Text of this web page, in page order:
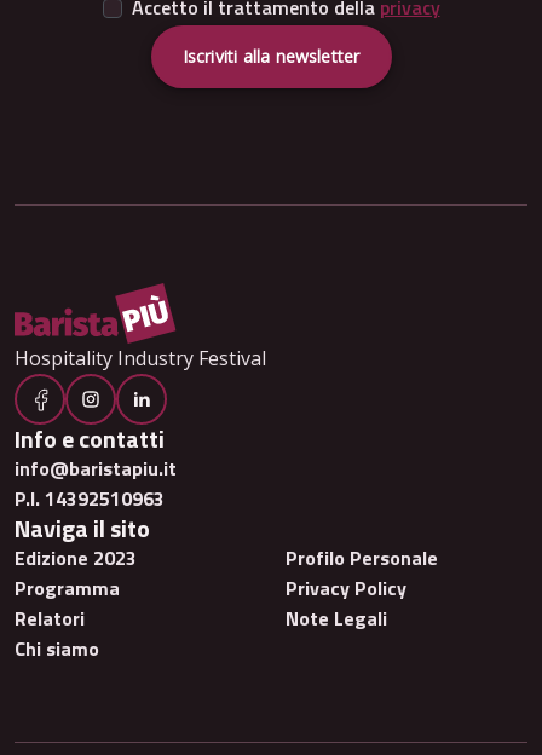
Accetto il trattamento della privacy
Iscriviti alla newsletter
Hospitality Industry Festival
Info e contatti
info@baristapiu.it
P.I. 14392510963
Naviga il sito
Edizione 2023
Programma
Relatori
Chi siamo
Profilo Personale
Privacy Policy
Note Legali